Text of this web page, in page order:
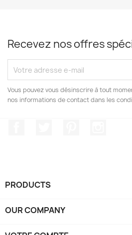
Recevez nos offres
Vous pouvez vous désinscrire à tout
nos informations de contact dans les
PRODUCTS
OUR COMPANY